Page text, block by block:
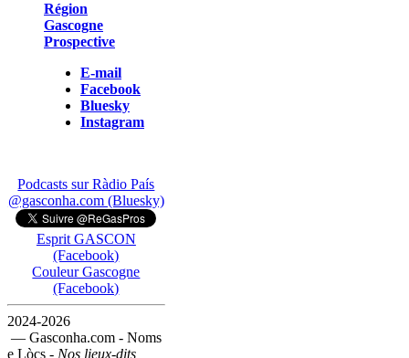
Région
Gascogne
Prospective
E-mail
Facebook
Bluesky
Instagram
Podcasts sur Ràdio País
@gasconha.com (Bluesky)
Esprit GASCON
(Facebook)
Couleur Gascogne
(Facebook)
2024-2026
— Gasconha.com - Noms
e Lòcs - Nos lieux-dits